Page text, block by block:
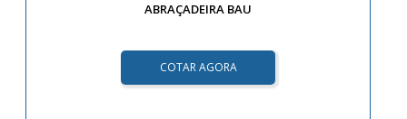
ABRAÇADEIRA BAU
COTAR AGORA